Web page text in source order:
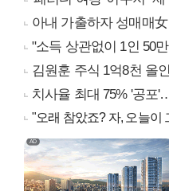
아내 가출하자 성매매
"소득 상관없이 1인 50
김원훈 주식 1억8천 올
치사율 최대 75% '공포
"오래 참았죠? 자, 오늘이